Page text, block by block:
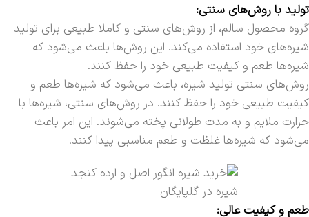
تولید با روش‌های سنتی:
گروه محصول سالم، از روش‌های سنتی و کاملا طبیعی برای تولید
شیره‌های خود استفاده می‌کند. این روش‌ها باعث می‌شود که
شیره‌ها طعم و کیفیت طبیعی خود را حفظ کنند.
روش‌های سنتی تولید شیره، باعث می‌شود که شیره‌ها طعم و
کیفیت طبیعی خود را حفظ کنند. در روش‌های سنتی، شیره‌ها با
حرارت ملایم و به مدت طولانی پخته می‌شوند. این امر باعث
می‌شود که شیره‌ها غلظت و طعم مناسبی پیدا کنند.
شیره در گلپایگان
طعم و کیفیت عالی: